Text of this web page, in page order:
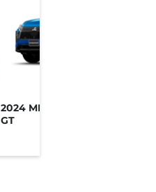
2024 MITSUBISHI ECLIPSE
GT